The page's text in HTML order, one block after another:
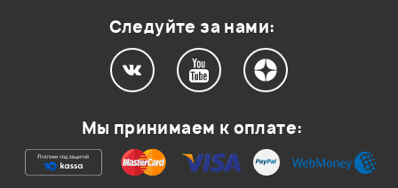
Следуйте за нами:
Мы принимаем к оплате: